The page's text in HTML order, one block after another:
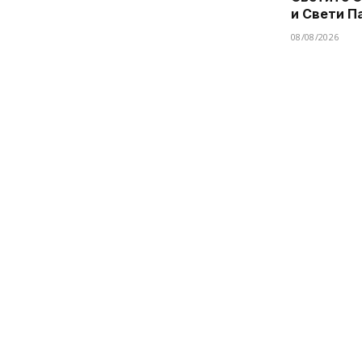
и Свети
08/08/2026